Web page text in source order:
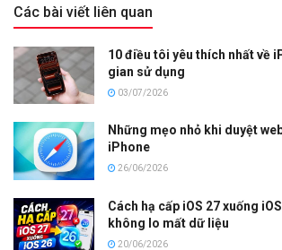
Các bài viết liên quan
10 điều tôi yêu thích nhất về
gian sử dụng
03/07/2026
Những mẹo nhỏ khi duyệt
iPhone
26/06/2026
Cách hạ cấp iOS 27 xuống
không lo mất dữ liệu
20/06/2026